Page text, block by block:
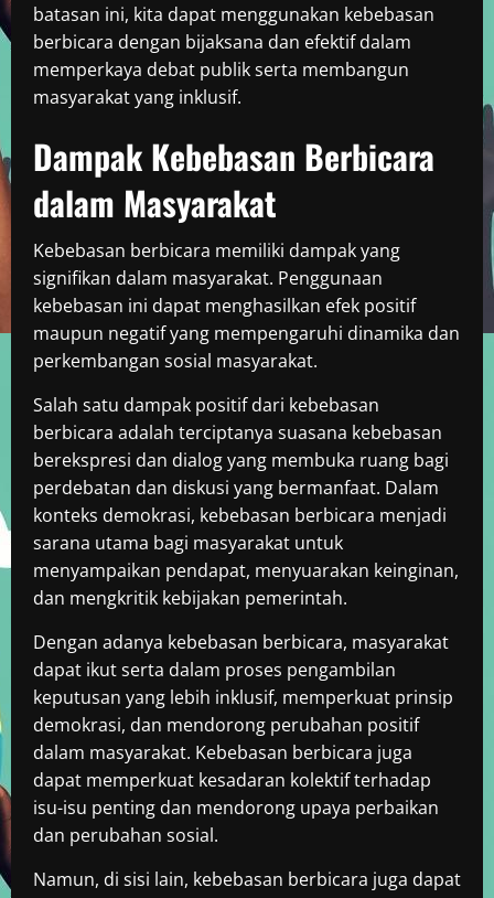
batasan ini, kita dapat menggunakan kebebasan
berbicara dengan bijaksana dan efektif dalam
memperkaya debat publik serta membangun
masyarakat yang inklusif.
Dampak Kebebasan Berbicara
dalam Masyarakat
Kebebasan berbicara memiliki dampak yang
signifikan dalam masyarakat. Penggunaan
kebebasan ini dapat menghasilkan efek positif
maupun negatif yang mempengaruhi dinamika dan
perkembangan sosial masyarakat.
Salah satu dampak positif dari kebebasan
berbicara adalah terciptanya suasana kebebasan
berekspresi dan dialog yang membuka ruang bagi
perdebatan dan diskusi yang bermanfaat. Dalam
konteks demokrasi, kebebasan berbicara menjadi
sarana utama bagi masyarakat untuk
menyampaikan pendapat, menyuarakan keinginan,
dan mengkritik kebijakan pemerintah.
Dengan adanya kebebasan berbicara, masyarakat
dapat ikut serta dalam proses pengambilan
keputusan yang lebih inklusif, memperkuat prinsip
demokrasi, dan mendorong perubahan positif
dalam masyarakat. Kebebasan berbicara juga
dapat memperkuat kesadaran kolektif terhadap
isu-isu penting dan mendorong upaya perbaikan
dan perubahan sosial.
Namun, di sisi lain, kebebasan berbicara juga dapat